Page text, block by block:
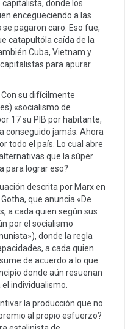
donde los
encegueciendo a las
pagaron caro. Eso fue,
catapultóla caída de la
Cuba, Vietnam y
para apurar
su difícilmente
«socialismo de
17 su PIB por habitante,
conseguido jamás. Ahora
todo el país. Lo cual abre
que la súper
para lograr eso?
descrita por Marx en
que anuncia «De
a cada quien según sus
por el socialismo
donde la regla
a cada quien
de acuerdo a lo que
donde aún resuenan
individualismo.
la producción que no
al propio esfuerzo?